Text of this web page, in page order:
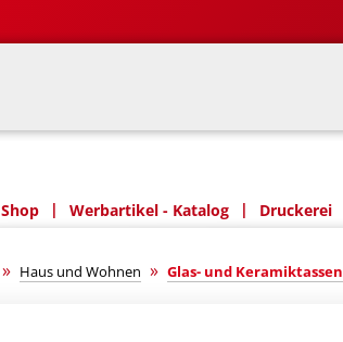
Shop | Werbartikel - Katalog | Druckerei
» Haus und Wohnen » Glas- und Keramiktassen